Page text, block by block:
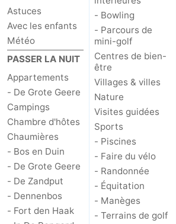
Zwin
Astuces
Avec les enfants
Météo
PASSER LA NUIT
Appartements
- De Grote Geere
Campings
Chambre d'hôtes
Chaumières
- Bos en Duin
- De Grote Geere
- De Zandput
- Dennenbos
- Fort den Haak
- Bowling
- Parcours de
mini-golf
Centres de bien-
être
Villages & villes
Nature
Visites guidées
Sports
- Piscines
- Faire du vélo
- Randonnée
- Équitation
- Manèges
- Terrains de golf